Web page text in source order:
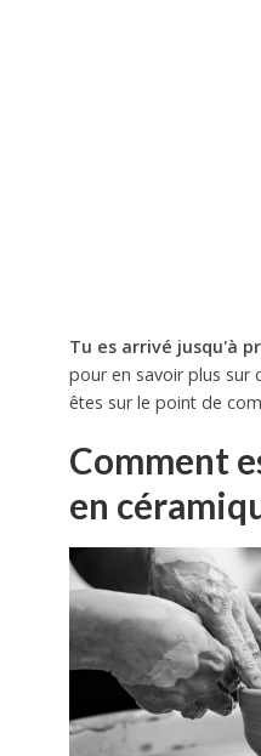
Tu es arrivé jusqu'à
pour en savoir plus sur
êtes sur le point de
Comment
en